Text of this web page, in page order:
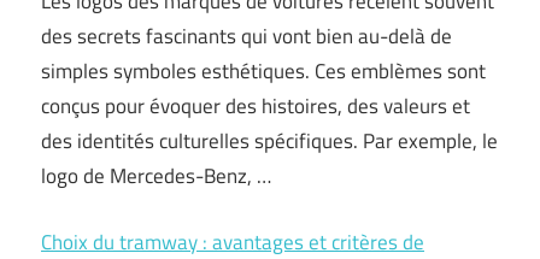
des secrets fascinants qui vont bien au-delà de
simples symboles esthétiques. Ces emblèmes sont
conçus pour évoquer des histoires, des valeurs et
des identités culturelles spécifiques. Par exemple, le
logo de Mercedes-Benz, …
Choix du tramway : avantages et critères de